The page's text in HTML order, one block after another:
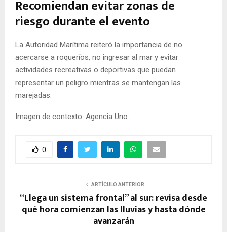
Recomiendan evitar zonas de
riesgo durante el evento
La Autoridad Marítima reiteró la importancia de no
acercarse a roqueríos, no ingresar al mar y evitar
actividades recreativas o deportivas que puedan
representar un peligro mientras se mantengan las
marejadas.
Imagen de contexto: Agencia Uno.
0
ARTÍCULO ANTERIOR
“Llega un sistema frontal” al sur: revisa desde
qué hora comienzan las lluvias y hasta dónde
avanzarán